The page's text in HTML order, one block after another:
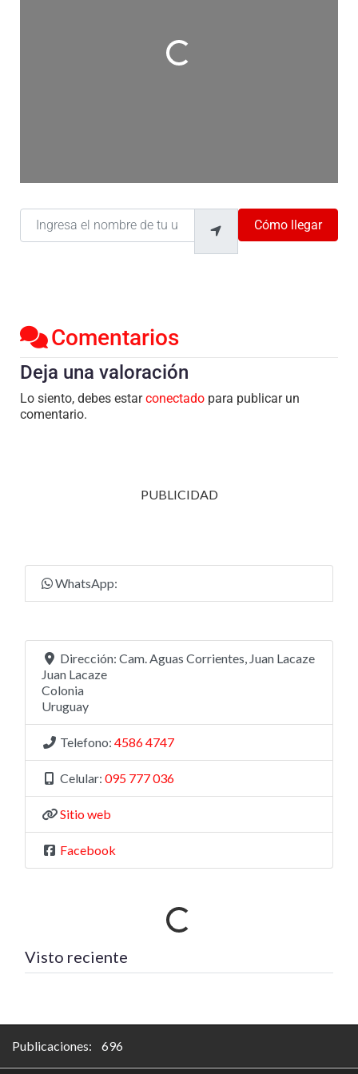
Cargando…
Ingresa el nombre de tu ubicación
Cómo llegar
Comentarios
Deja una valoración
Lo siento, debes estarconectado para publicar un
comentario.
PUBLICIDAD
WhatsApp:
Dirección: Cam. Aguas Corrientes, Juan Lacaze
Juan Lacaze
Colonia
Uruguay
Telefono: 4586 4747
Celular: 095 777 036
Sitio web
Facebook
Visto reciente Cargando…
Publicaciones: 696